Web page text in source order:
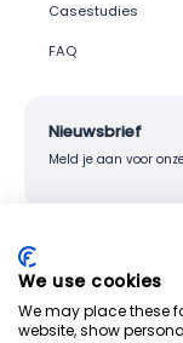
Casestudies
FAQ
Nieuwsbrief
Meld je aan voor
We use cookies
We may place these
website, show